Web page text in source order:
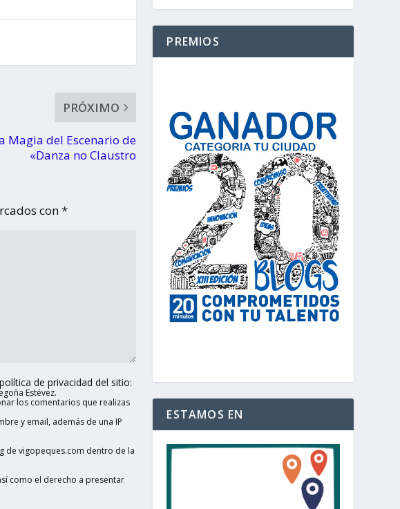
PRÓXIMO
Magia del Escenario de
«Danza no Claustro
con*
de privacidad del sitio:
Estévez.
los comentarios que realizas
y email, además de una IP
de vigopeques.com dentro de la
como el derecho a presentar
PREMIOS
ESTAMOS EN